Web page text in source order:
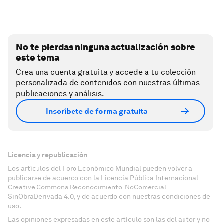
No te pierdas ninguna actualización sobre
este tema
Crea una cuenta gratuita y accede a tu colección
personalizada de contenidos con nuestras últimas
publicaciones y análisis.
Inscríbete de forma gratuita
Licencia y republicación
Los artículos del Foro Económico Mundial pueden volver a
publicarse de acuerdo con la Licencia Pública Internacional
Creative Commons Reconocimiento-NoComercial-
SinObraDerivada 4.0, y de acuerdo con nuestras condiciones de
uso.
Las opiniones expresadas en este artículo son las del autor y no